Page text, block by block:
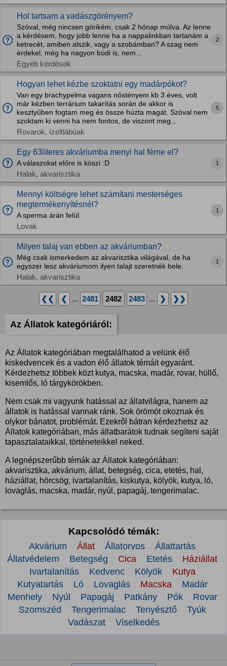
Hol tartsam a vadászgörényem?
Szóval, még nincsen görikém, csak 2 hónap múlva. Az lenne
a kérdésem, hogy jobb lenne ha a nappalinkban tartanám a
ketrecét, amiben alszik, vagy a szobámban? A szag nem
érdekel, még ha nagyon büdi is, nem...
Egyéb kérdések
2
Hogyan lehet kézbe szoktatni egy madárpókot?
Van egy brachypelma vagans nőstényem kb 3 éves, volt
már kézben terrárium takarítás során de akkor is
kesztyűben fogtam meg és össze húzta magát. Szóval nem
szoktam ki venni ha nem fontos, de viszont meg...
Rovarok, ízeltlábúak
5
Egy 63literes akváriumba menyi hal férne el?
A válaszokat előre is köszi :D
Halak, akvarisztika
1
Mennyi költségre lehet számítani mesterséges
megtermékenyítésnél?
A sperma árán felül.
Lovak
1
Milyen talaj van ebben az akváriumban?
Még csak ismerkedem az akvarisztika világával, de ha
egyszer lesz akváriumom ilyen talajt szeretnék bele.
Halak, akvarisztika
1
❮❮ ❮ ... 2481 2482 2483 ... ❯ ❯❯
Az Állatok kategóriáról:
Az Állatok kategóriában megtalálhatod a velünk élő
kiskedvencek és a vadon élő állatok témáit egyaránt.
Kérdezhetsz többek közt kutya, macska, madár, rovar, hüllő,
kisemlős, ló tárgykörökben.
Nem csak mi vagyunk hatással az állatvilágra, hanem az
állatok is hatással vannak ránk. Sok örömöt okoznak és
olykor bánatot, problémát. Ezekről bátran kérdezhetsz az
Állatok kategóriában, más állatbarátok tudnak segíteni saját
tapasztalataikkal, történeteikkel neked.
A legnépszerűbb témák az Állatok kategóriában:
akvarisztika, akvárium, állat, betegség, cica, etetés, hal,
háziállat, hörcsög, ivartalanítás, kiskutya, kölyök, kutya, ló,
lovaglás, macska, madár, nyúl, papagáj, tengerimalac.
Kapcsolódó témák:
Akvárium Állat Állatorvos
Állattartás
Állatvédelem
Betegség Cica Etetés
Háziállat
Ivartalanítás
Kedvenc Kölyök
Kutya
Kutyatartás
Ló Lovaglás Macska
Madár
Menhely
Nyúl Papagáj Patkány Pók
Rovar
Szomszéd
Tengerimalac Tenyésztő
Tyúk
Vadászat
Viselkedés